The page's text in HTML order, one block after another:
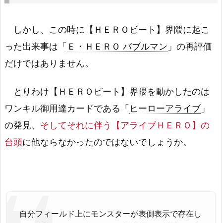
しかし、この時に【ＨＥＲＯビート】界隈に起こ
った出来事は「 Ｅ・ＨＥＲＯ バブルマン 」の再評価
だけではありません。
とりわけ【ＨＥＲＯビート】界隈を動かしたのは
ワンキル御用達カードである「 ヒーローアライブ 」
の発見、 そしてそれに伴う【アライブＨＥＲＯ】の
台頭に他ならなかったのではないでしょうか。
自分フィールド上にモンスターが表側表示で存在し